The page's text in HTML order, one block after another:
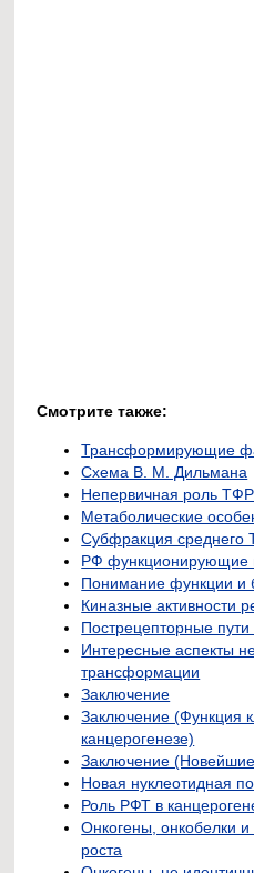
Смотрите также:
Трансформирующие
Схема В. М. Дильмана
Непервичная роль ТФР
Метаболические
Субфракция среднего
РФ функционирующие
Понимание функции и
Киназные активности
Пострецепторные пути
Интересные аспекты
трансформации
Заключение
Заключение (Функция
канцерогенезе)
Заключение
Новая нуклеотидная
Роль РФТ в
Онкогены, онкобелки
роста